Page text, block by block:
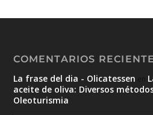
COMENTARIOS
La frase del dia - Olicatessen
aceite de oliva: Diversos
Oleoturismia